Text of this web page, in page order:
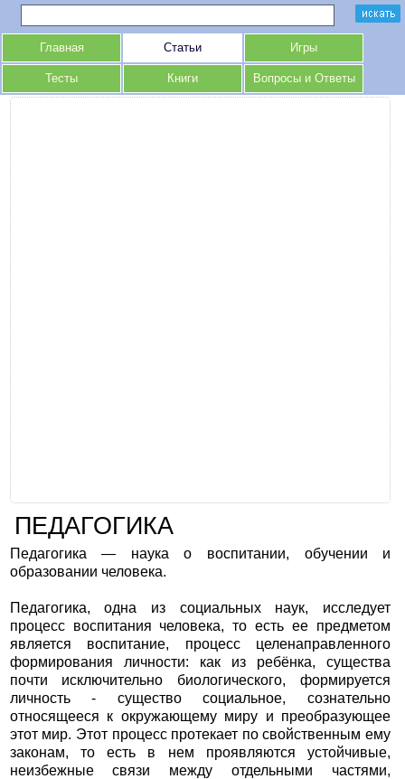
Главная Статьи Игры
Тесты Книги Вопросы и Ответы
ПЕДАГОГИКА
Педагогика — наука о воспитании, обучении и
образовании человека.
Педагогика, одна из социальных наук, исследует
процесс воспитания человека, то есть ее предметом
является воспитание, процесс целенаправленного
формирования личности: как из ребёнка, существа
почти исключительно биологического, формируется
личность - существо социальное, сознательно
относящееся к окружающему миру и преобразующее
этот мир. Этот процесс протекает по свойственным ему
законам, то есть в нем проявляются устойчивые,
неизбежные связи между отдельными частями,